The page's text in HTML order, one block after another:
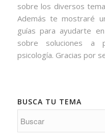
sobre los diversos
Además te mostraré
guías para ayudarte
sobre soluciones a
psicología. Gracias por
BUSCA TU TEMA